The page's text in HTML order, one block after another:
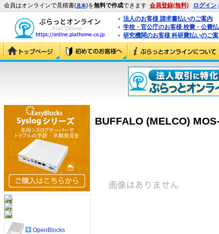
会員はオンラインで見積書(見本)を無料で作成できます 会員登録(無料) ログイン
法人のお客様 請求書払いのご案内
学校・官公庁のお客様 校費・公費
研究機関のお客様 科研費払いのご
BUFFALO (MELCO)
OpenBlocks